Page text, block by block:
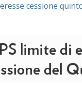
cessione
limite di
del